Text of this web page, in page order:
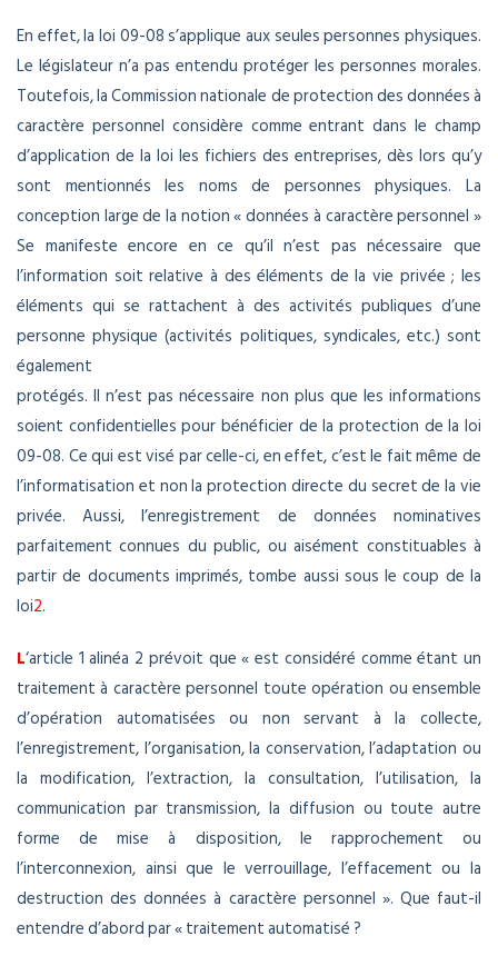
En effet, la loi 09-08 s’applique aux seules personnes physiques.
Le législateur n’a pas entendu protéger les personnes morales.
Toutefois, la Commission nationale de protection des données à
caractère personnel considère comme entrant dans le champ
d’application de la loi les fichiers des entreprises, dès lors qu’y
sont mentionnés les noms de personnes physiques. La
conception large de la notion « données à caractère personnel »
Se manifeste encore en ce qu’il n’est pas nécessaire que
l’information soit relative à des éléments de la vie privée ; les
éléments qui se rattachent à des activités publiques d’une
personne physique (activités politiques, syndicales, etc.) sont
également
protégés. Il n’est pas nécessaire non plus que les informations
soient confidentielles pour bénéficier de la protection de la loi
09-08. Ce qui est visé par celle-ci, en effet, c’est le fait même de
l’informatisation et non la protection directe du secret de la vie
privée. Aussi, l’enregistrement de données nominatives
parfaitement connues du public, ou aisément constituables à
partir de documents imprimés, tombe aussi sous le coup de la
loi2.
L‘article 1 alinéa 2 prévoit que « est considéré comme étant un
traitement à caractère personnel toute opération ou ensemble
d’opération automatisées ou non servant à la collecte,
l’enregistrement, l’organisation, la conservation, l’adaptation ou
la modification, l’extraction, la consultation, l’utilisation, la
communication par transmission, la diffusion ou toute autre
forme de mise à disposition, le rapprochement ou
l’interconnexion, ainsi que le verrouillage, l’effacement ou la
destruction des données à caractère personnel ». Que faut-il
entendre d’abord par « traitement automatisé ?